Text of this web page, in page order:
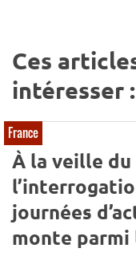
Ces
intéresser :
France
À la veille
journées
monte